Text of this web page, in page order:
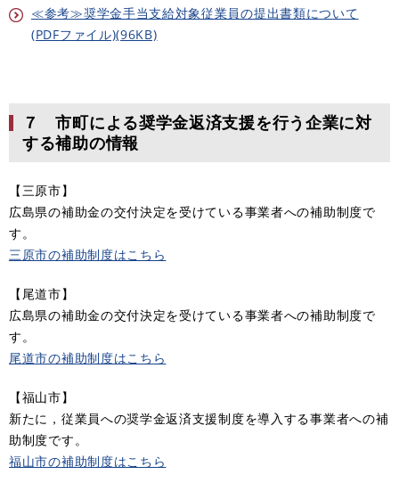
≪参考≫奨学金手当支給対象従業員の提出書類について
(PDFファイル)(96KB)
７ 市町による奨学金返済支援を行う企業に対
する補助の情報
【三原市】
広島県の補助金の交付決定を受けている事業者への補助制度で
す。
三原市の補助制度はこちら
【尾道市】
広島県の補助金の交付決定を受けている事業者への補助制度で
す。
尾道市の補助制度はこちら
【福山市】
新たに，従業員への奨学金返済支援制度を導入する事業者への補
助制度です。
福山市の補助制度はこちら